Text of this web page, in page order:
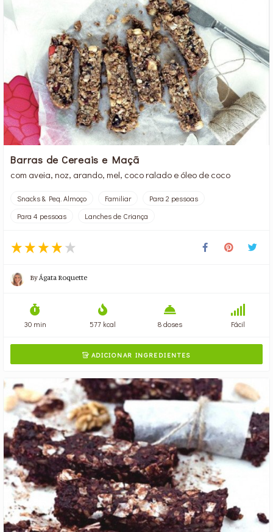
Barras de Cereais e Maçã
com aveia, noz, arando, mel, coco ralado e óleo de coco
Snacks & Peq. Almoço Familiar
Para 2 pessoas
Para 4 pessoas
Lanches de Criança
ByÁgata Roquette
30 min 577 kcal 8 doses Fácil
ADICIONAR INGREDIENTES